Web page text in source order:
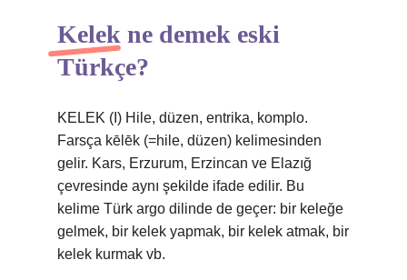
Kelek ne demek eski
Türkçe?
KELEK (I) Hile, düzen, entrika, komplo.
Farsça kēlēk (=hile, düzen) kelimesinden
gelir. Kars, Erzurum, Erzincan ve Elazığ
çevresinde aynı şekilde ifade edilir. Bu
kelime Türk argo dilinde de geçer: bir keleğe
gelmek, bir kelek yapmak, bir kelek atmak, bir
kelek kurmak vb.